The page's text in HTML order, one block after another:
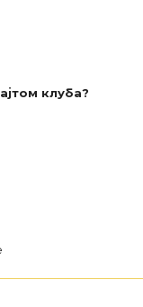
клуба?